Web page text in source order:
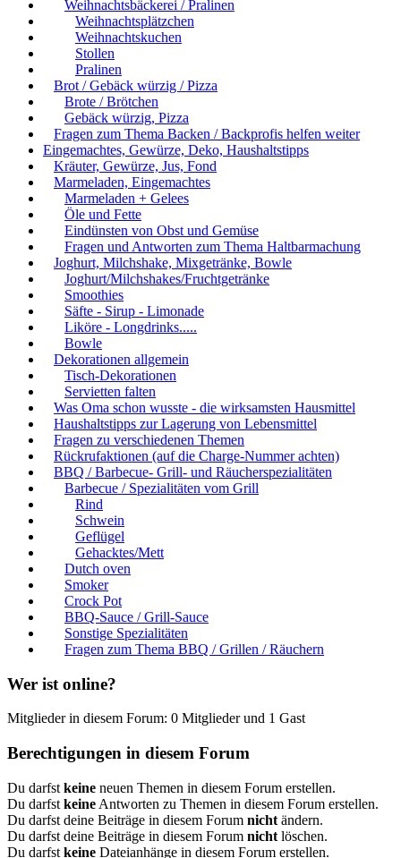
Weihnachtsbäckerei / Pralinen
Weihnachtsplätzchen
Weihnachtskuchen
Stollen
Pralinen
Brot / Gebäck würzig / Pizza
Brote / Brötchen
Gebäck würzig, Pizza
Fragen zum Thema Backen / Backprofis helfen weiter
Eingemachtes, Gewürze, Deko, Haushaltstipps
Kräuter, Gewürze, Jus, Fond
Marmeladen, Eingemachtes
Marmeladen + Gelees
Öle und Fette
Eindünsten von Obst und Gemüse
Fragen und Antworten zum Thema Haltbarmachung
Joghurt, Milchshake, Mixgetränke, Bowle
Joghurt/Milchshakes/Fruchtgetränke
Smoothies
Säfte - Sirup - Limonade
Liköre - Longdrinks.....
Bowle
Dekorationen allgemein
Tisch-Dekorationen
Servietten falten
Was Oma schon wusste - die wirksamsten Hausmittel
Haushaltstipps zur Lagerung von Lebensmittel
Fragen zu verschiedenen Themen
Rückrufaktionen (auf die Charge-Nummer achten)
BBQ / Barbecue- Grill- und Räucherspezialitäten
Barbecue / Spezialitäten vom Grill
Rind
Schwein
Geflügel
Gehacktes/Mett
Dutch oven
Smoker
Crock Pot
BBQ-Sauce / Grill-Sauce
Sonstige Spezialitäten
Fragen zum Thema BBQ / Grillen / Räuchern
Wer ist online?
Mitglieder in diesem Forum: 0 Mitglieder und 1 Gast
Berechtigungen in diesem Forum
Du darfst keine neuen Themen in diesem Forum erstellen.
Du darfst keine Antworten zu Themen in diesem Forum erstellen.
Du darfst deine Beiträge in diesem Forum nicht ändern.
Du darfst deine Beiträge in diesem Forum nicht löschen.
Du darfst keine Dateianhänge in diesem Forum erstellen.